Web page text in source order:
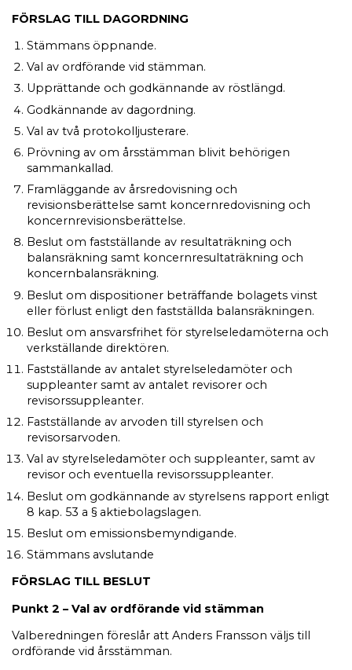
FÖRSLAG TILL DAGORDNING
Stämmans öppnande.
Val av ordförande vid stämman.
Upprättande och godkännande av röstlängd.
Godkännande av dagordning.
Val av två protokolljusterare.
Prövning av om årsstämman blivit behörigen
sammankallad.
Framläggande av årsredovisning och
revisionsberättelse samt koncernredovisning och
koncernrevisionsberättelse.
Beslut om fastställande av resultaträkning och
balansräkning samt koncernresultaträkning och
koncernbalansräkning.
Beslut om dispositioner beträffande bolagets vinst
eller förlust enligt den fastställda balansräkningen.
Beslut om ansvarsfrihet för styrelseledamöterna och
verkställande direktören.
Fastställande av antalet styrelseledamöter och
suppleanter samt av antalet revisorer och
revisorssuppleanter.
Fastställande av arvoden till styrelsen och
revisorsarvoden.
Val av styrelseledamöter och suppleanter, samt av
revisor och eventuella revisorssuppleanter.
Beslut om godkännande av styrelsens rapport enligt
8 kap. 53 a § aktiebolagslagen.
Beslut om emissionsbemyndigande.
Stämmans avslutande
FÖRSLAG TILL BESLUT
Punkt 2 – Val av ordförande vid stämman
Valberedningen föreslår att Anders Fransson väljs till
ordförande vid årsstämman.